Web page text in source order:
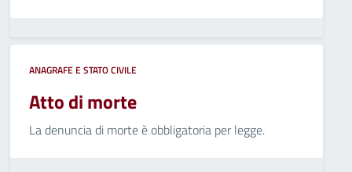
ANAGRAFE E STATO CIVILE
Atto di morte
La denuncia di morte è obbligatoria per legge.